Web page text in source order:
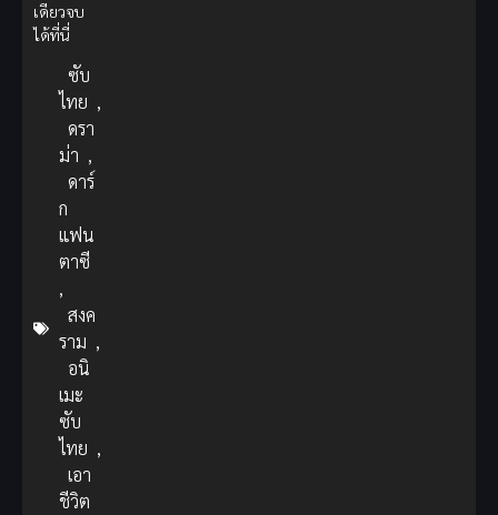
เดียวจบ
ได้ที่นี่
ซับ
ไทย ,
ดรา
ม่า ,
ดาร์
ก
แฟน
ตาซี
,
สงค
ราม ,
อนิ
เมะ
ซับ
ไทย ,
เอา
ชีวิต